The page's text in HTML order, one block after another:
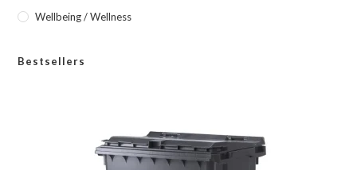
Wellbeing / Wellness
Bestsellers